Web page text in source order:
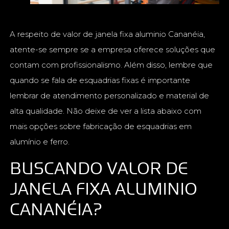
A respeito de valor de janela fixa aluminio Cananéia,
atente-se sempre se a empresa oferece soluções que
contam com profissionalismo. Além disso, lembre que
quando se fala de esquadrias fixas é importante
lembrar de atendimento personalizado e material de
alta qualidade. Não deixe de ver a lista abaixo com
mais opções sobre fabricação de esquadrias em
alumínio e ferro.
BUSCANDO VALOR DE
JANELA FIXA ALUMINIO
CANANÉIA?